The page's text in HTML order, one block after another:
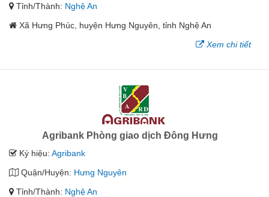
Tỉnh/Thành: Nghệ An
Xã Hưng Phúc, huyện Hưng Nguyên, tỉnh Nghệ An
Xem chi tiết
Agribank Phòng giao dịch Đông Hưng
Ký hiệu: Agribank
Quận/Huyện: Hưng Nguyên
Tỉnh/Thành: Nghệ An